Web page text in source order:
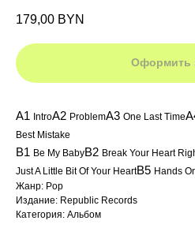
179,00 BYN
Оформить
A1 IntroA2 ProblemA3 One Last Time
Best Mistake
B1 Be My BabyB2 Break Your Heart
Just A Little Bit Of Your HeartB5 Hands
Жанр: Pop
Издание: Republic Records
Категория: Альбом